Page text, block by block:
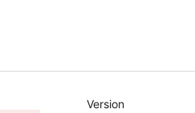
მეტა
Version